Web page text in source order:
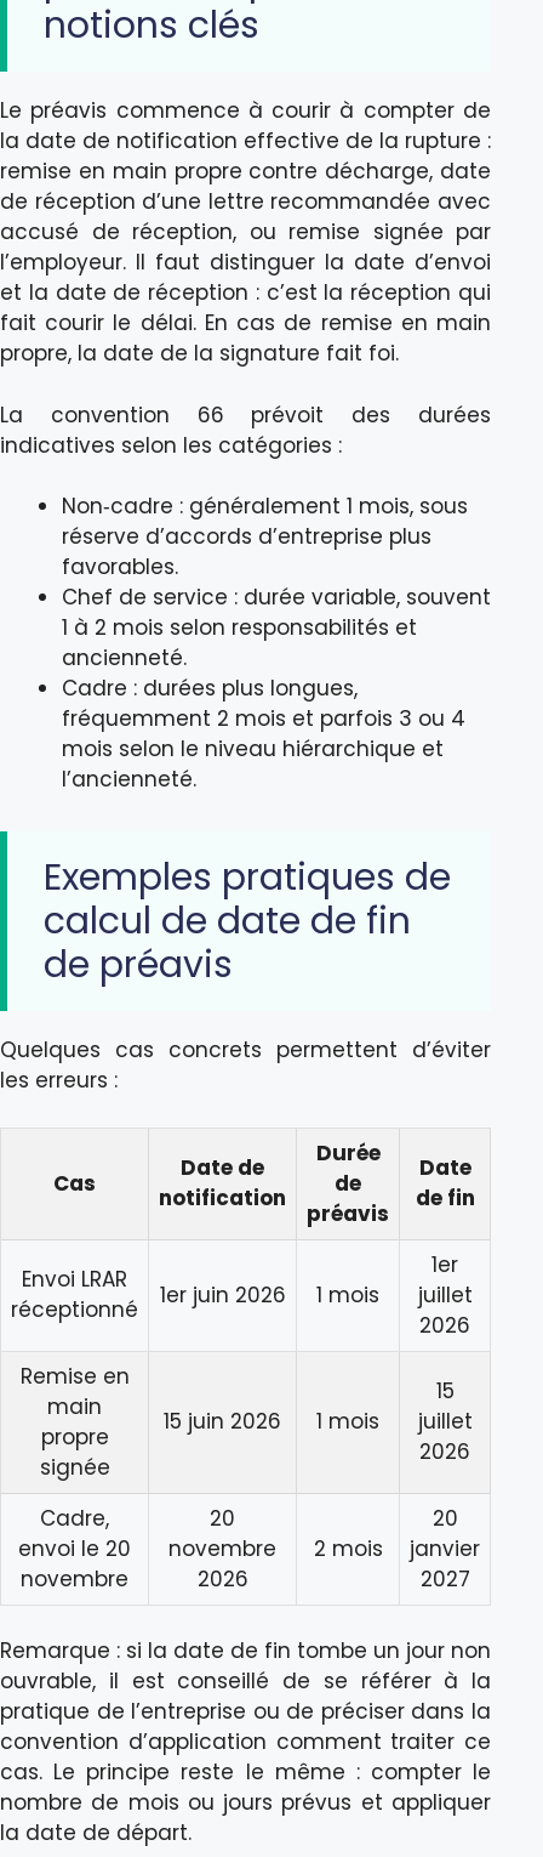
notions clés
Le préavis commence à courir à compter de
la date de notification effective de la rupture :
remise en main propre contre décharge, date
de réception d’une lettre recommandée avec
accusé de réception, ou remise signée par
l’employeur. Il faut distinguer la date d’envoi
et la date de réception : c’est la réception qui
fait courir le délai. En cas de remise en main
propre, la date de la signature fait foi.
La convention 66 prévoit des durées
indicatives selon les catégories :
Non‑cadre : généralement 1 mois, sous
réserve d’accords d’entreprise plus
favorables.
Chef de service : durée variable, souvent
1 à 2 mois selon responsabilités et
ancienneté.
Cadre : durées plus longues,
fréquemment 2 mois et parfois 3 ou 4
mois selon le niveau hiérarchique et
l’ancienneté.
Exemples pratiques de
calcul de date de fin
de préavis
Quelques cas concrets permettent d’éviter
les erreurs :
Cas
Date de
notification
Durée
de
préavis
Date
de fin
Envoi LRAR
réceptionné
1er juin 2026 1 mois
1er
juillet
2026
Remise en
main
propre
signée
15 juin 2026 1 mois
15
juillet
2026
Cadre,
envoi le 20
novembre
20
novembre
2026
2 mois
20
janvier
2027
Remarque : si la date de fin tombe un jour non
ouvrable, il est conseillé de se référer à la
pratique de l’entreprise ou de préciser dans la
convention d’application comment traiter ce
cas. Le principe reste le même : compter le
nombre de mois ou jours prévus et appliquer
la date de départ.